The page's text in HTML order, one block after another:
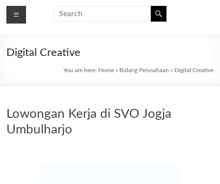
Digital Creative
You are here: Home» Bidang Perusahaan » Digital Creative
Lowongan Kerja di SVO Jogja
Umbulharjo